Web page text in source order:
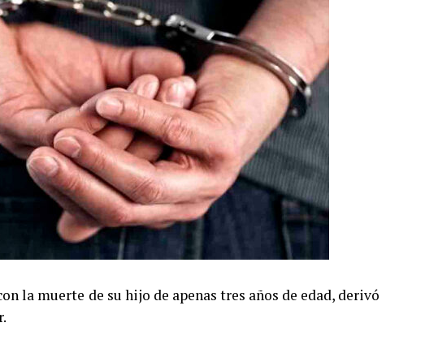
la muerte de su hijo de apenas tres años de edad, derivó